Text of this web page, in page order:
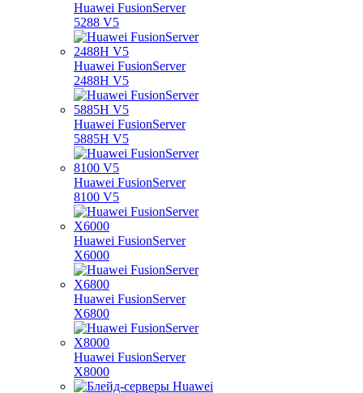
Huawei FusionServer
5288 V5
Huawei FusionServer
2488H V5
Huawei FusionServer
5885H V5
Huawei FusionServer
8100 V5
Huawei FusionServer
X6000
Huawei FusionServer
X6800
Huawei FusionServer
X8000